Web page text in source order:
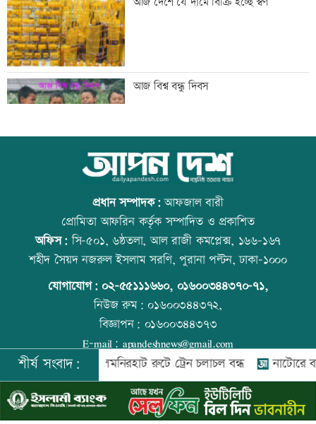
আমিরাতে ঈদে মিলাদুন্নবী ও জাতীয় দিবসের
ছুটি ঘোষণা
তনু হত্যায় সাবেক সেনা সদস্য হাফিজুর ফের
গ্রেফতার
‘জীবনের সবচেয়ে খারাপ সিদ্ধান্ত ছিল কপালে
ইনজেকশন’
‘তারেক রহমানকেও আয়নাঘরে বন্দি রেখে
নির্যাতন করা হয়েছিল’
‘জুলাই জাদুঘরে কোনো ধরনের দলীয়
আজ বিশ্ব বন্ধু দিবস
উত্থান-পতনের বাজারে আজ স্বর্ণের ভরি কত
কোরআন-হাদিসে নামাজ না পড়ার শাস্তি
আজ স্বর্ণ-রুপা যে দামে বিক্রি হচ্ছে
প্রধান সম্পাদক:আফজাল বারী
প্রোমিতা আফরিন কর্তৃক সম্পাদিত ও প্রকাশিত
অফিস:সি-৫০১, ৬ষ্ঠতলা, আল রাজী কমপ্লেক্স, ১৬৬-১৬৭
শহীদ সৈয়দ নজরুল ইসলাম সরণি, পুরানা পল্টন, ঢাকা-১০০০
যোগাযোগ: ০২-৫৫১১১৬৬০, ০১৬০০৩৪৪৩৭০-৭১,
নিউজ রুম:০১৬০০৩৪৪৩৭২,
বিজ্ঞাপন: ০১৬০০৩৪৪৩৭৩
E-mail: apandeshnews@gmail.com
©২০২৬ |আপন দেশ ডটকমকর্তৃক সর্বসত্ব ® সংরক্ষিত | উন্নয়নে
ইমিথমেকারস.কম
শীর্ষ সংবাদ:
রংপুর-লালমনিরহাট রুটে ট্রেন চলাচল বন্ধ নাটোরে বাস-